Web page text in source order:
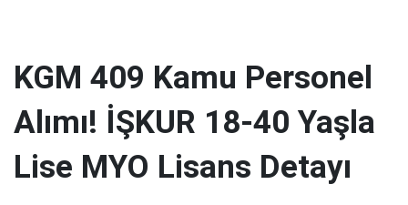
KGM 409 Kamu Personel
Alımı! İŞKUR 18-40 Yaşla
Lise MYO Lisans Detayı